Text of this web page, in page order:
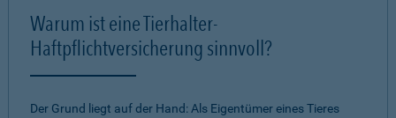
Warum ist eine Tierhalter-
Haftpflichtversicherung sinnvoll?
Der Grund liegt auf der Hand: Als Eigentümer eines Tieres